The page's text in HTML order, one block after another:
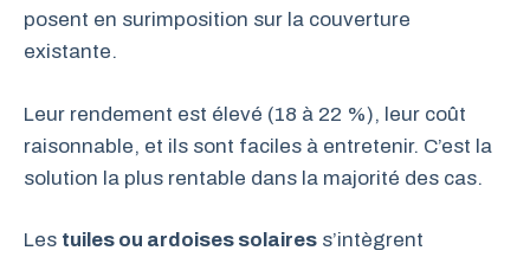
posent en surimposition sur la couverture
existante.
Leur rendement est élevé (18 à 22 %), leur coût
raisonnable, et ils sont faciles à entretenir. C’est la
solution la plus rentable dans la majorité des cas.
Les tuiles ou ardoises solaires s’intègrent